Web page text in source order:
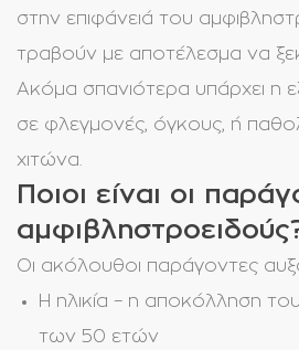
στην επιφάνειά του
τραβούν με αποτέλεσμα να
Ακόμα σπανιότερα υπάρχει η
σε φλεγμονές, όγκους, ή
χιτώνα.
Ποιοι είναι οι
Οι ακόλουθοι παράγοντες
Η ηλικία – η αποκόλληση
των 50 ετών